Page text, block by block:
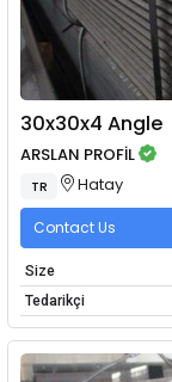
30x30x4 Angle
ARSLAN PROFİL
TR Hatay
Contact Us
Size
Tedarikçi